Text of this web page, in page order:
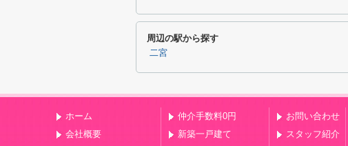
周辺の駅から探す
二宮
ホーム
会社概要
仲介手数料0円
新築一戸建て
お問い合わせ
スタッフ紹介